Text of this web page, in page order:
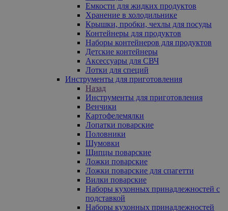
Емкости для жидких продуктов
Хранение в холодильнике
Крышки, пробки, чехлы для посуды
Контейнеры для продуктов
Наборы контейнеров для продуктов
Детские контейнеры
Аксессуары для СВЧ
Лотки для специй
Инструменты для приготовления
Назад
Инструменты для приготовления
Венчики
Картофелемялки
Лопатки поварские
Половники
Шумовки
Щипцы поварские
Ложки поварские
Ложки поварские для спагетти
Вилки поварские
Наборы кухонных принадлежностей с
подставкой
Наборы кухонных принадлежностей